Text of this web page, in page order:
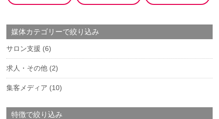
媒体カテゴリーで絞り込み
サロン支援 (6)
求人・その他 (2)
集客メディア (10)
特徴で絞り込み